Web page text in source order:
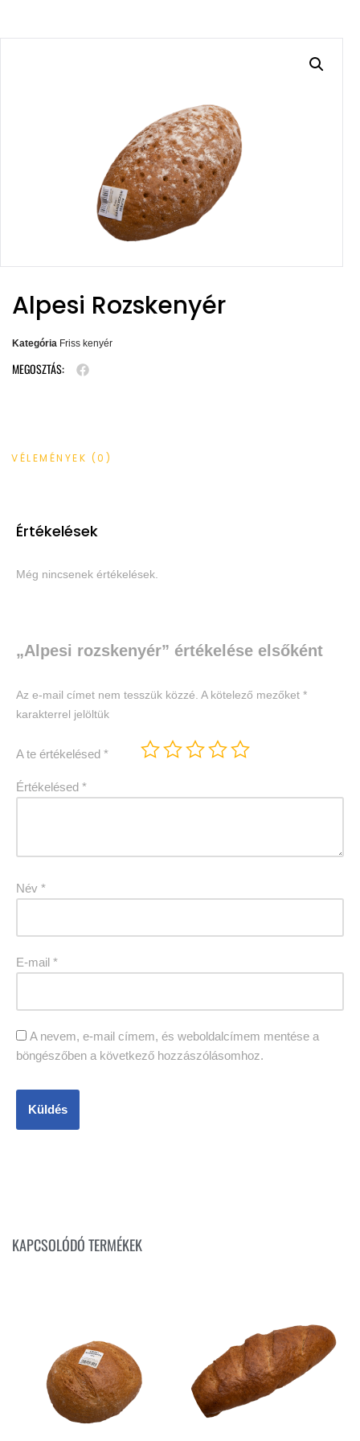
Alpesi Rozskenyér
Kategória Friss kenyér
MEGOSZTÁS:
VÉLEMÉNYEK (0)
Értékelések
Még nincsenek értékelések.
„Alpesi rozskenyér” értékelése elsőként
Az e-mail címet nem tesszük közzé. A kötelező mezőket *
karakterrel jelöltük
A te értékelésed *
Értékelésed *
Név *
E-mail *
A nevem, e-mail címem, és weboldalcímem mentése a
böngészőben a következő hozzászólásomhoz.
KAPCSOLÓDÓ TERMÉKEK